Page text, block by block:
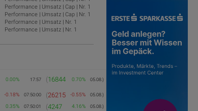
Performance | Umsatz |Cap | Nr. 1
Performance | Umsatz |Cap | Nr. 1
Performance | Umsatz | Nr. 1
Performance | Umsatz | Nr. 1
0.00% 17:57 (16844 0.70% 05.08.)
-0.18% 07:50:00 (26215 -0.55% 05.08.)
0.35% 07:50:01 (4247 4.16% 05.08.)